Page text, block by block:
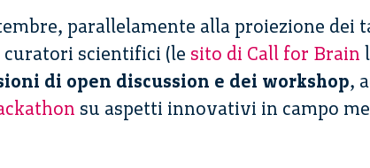
parallelamente alla proiezione dei
scientifici (le sito di Call for Brain
di open discussion e dei workshop,
su aspetti innovativi in campo